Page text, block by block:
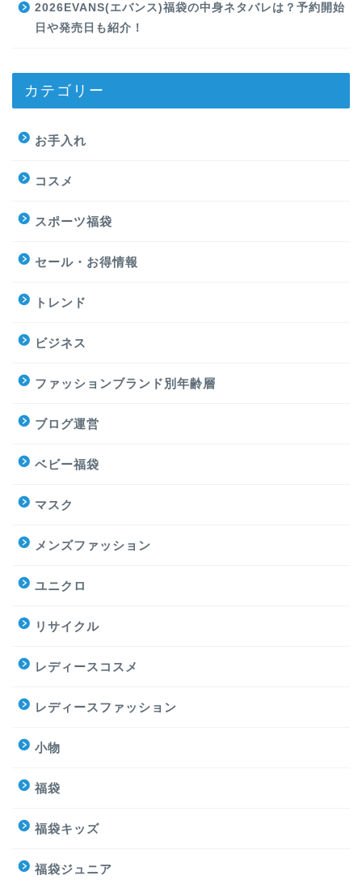
2026EVANS(エバンス)福袋の中身ネタバレは？予約開始
日や発売日も紹介！
カテゴリー
お手入れ
コスメ
スポーツ福袋
セール・お得情報
トレンド
ビジネス
ファッションブランド別年齢層
ブログ運営
ベビー福袋
マスク
メンズファッション
ユニクロ
リサイクル
レディースコスメ
レディースファッション
小物
福袋
福袋キッズ
福袋ジュニア